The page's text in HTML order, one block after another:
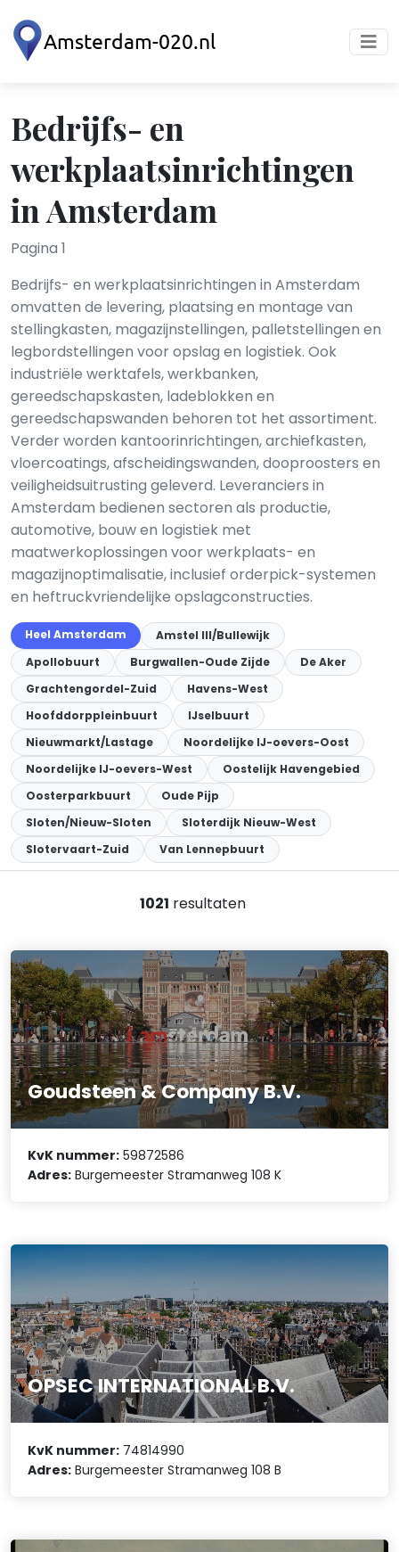
Bedrijfs- en
werkplaatsinrichtingen
in Amsterdam
Pagina 1
Bedrijfs- en werkplaatsinrichtingen in Amsterdam
omvatten de levering, plaatsing en montage van
stellingkasten, magazijnstellingen, palletstellingen en
legbordstellingen voor opslag en logistiek. Ook
industriële werktafels, werkbanken,
gereedschapskasten, ladeblokken en
gereedschapswanden behoren tot het assortiment.
Verder worden kantoorinrichtingen, archiefkasten,
vloercoatings, afscheidingswanden, dooproosters en
veiligheidsuitrusting geleverd. Leveranciers in
Amsterdam bedienen sectoren als productie,
automotive, bouw en logistiek met
maatwerkoplossingen voor werkplaats- en
magazijnoptimalisatie, inclusief orderpick-systemen
en heftruckvriendelijke opslagconstructies.
Heel Amsterdam
Amstel III/Bullewijk
Apollobuurt
Burgwallen-Oude Zijde
De Aker
Grachtengordel-Zuid
Havens-West
Hoofddorppleinbuurt
IJselbuurt
Nieuwmarkt/Lastage
Noordelijke IJ-oevers-Oost
Noordelijke IJ-oevers-West
Oostelijk Havengebied
Oosterparkbuurt
Oude Pijp
Sloten/Nieuw-Sloten
Sloterdijk Nieuw-West
Slotervaart-Zuid
Van Lennepbuurt
1021 resultaten
Goudsteen & Company B.V.
KvK nummer: 59872586
Adres: Burgemeester Stramanweg 108 K
OPSEC INTERNATIONAL B.V.
KvK nummer: 74814990
Adres: Burgemeester Stramanweg 108 B